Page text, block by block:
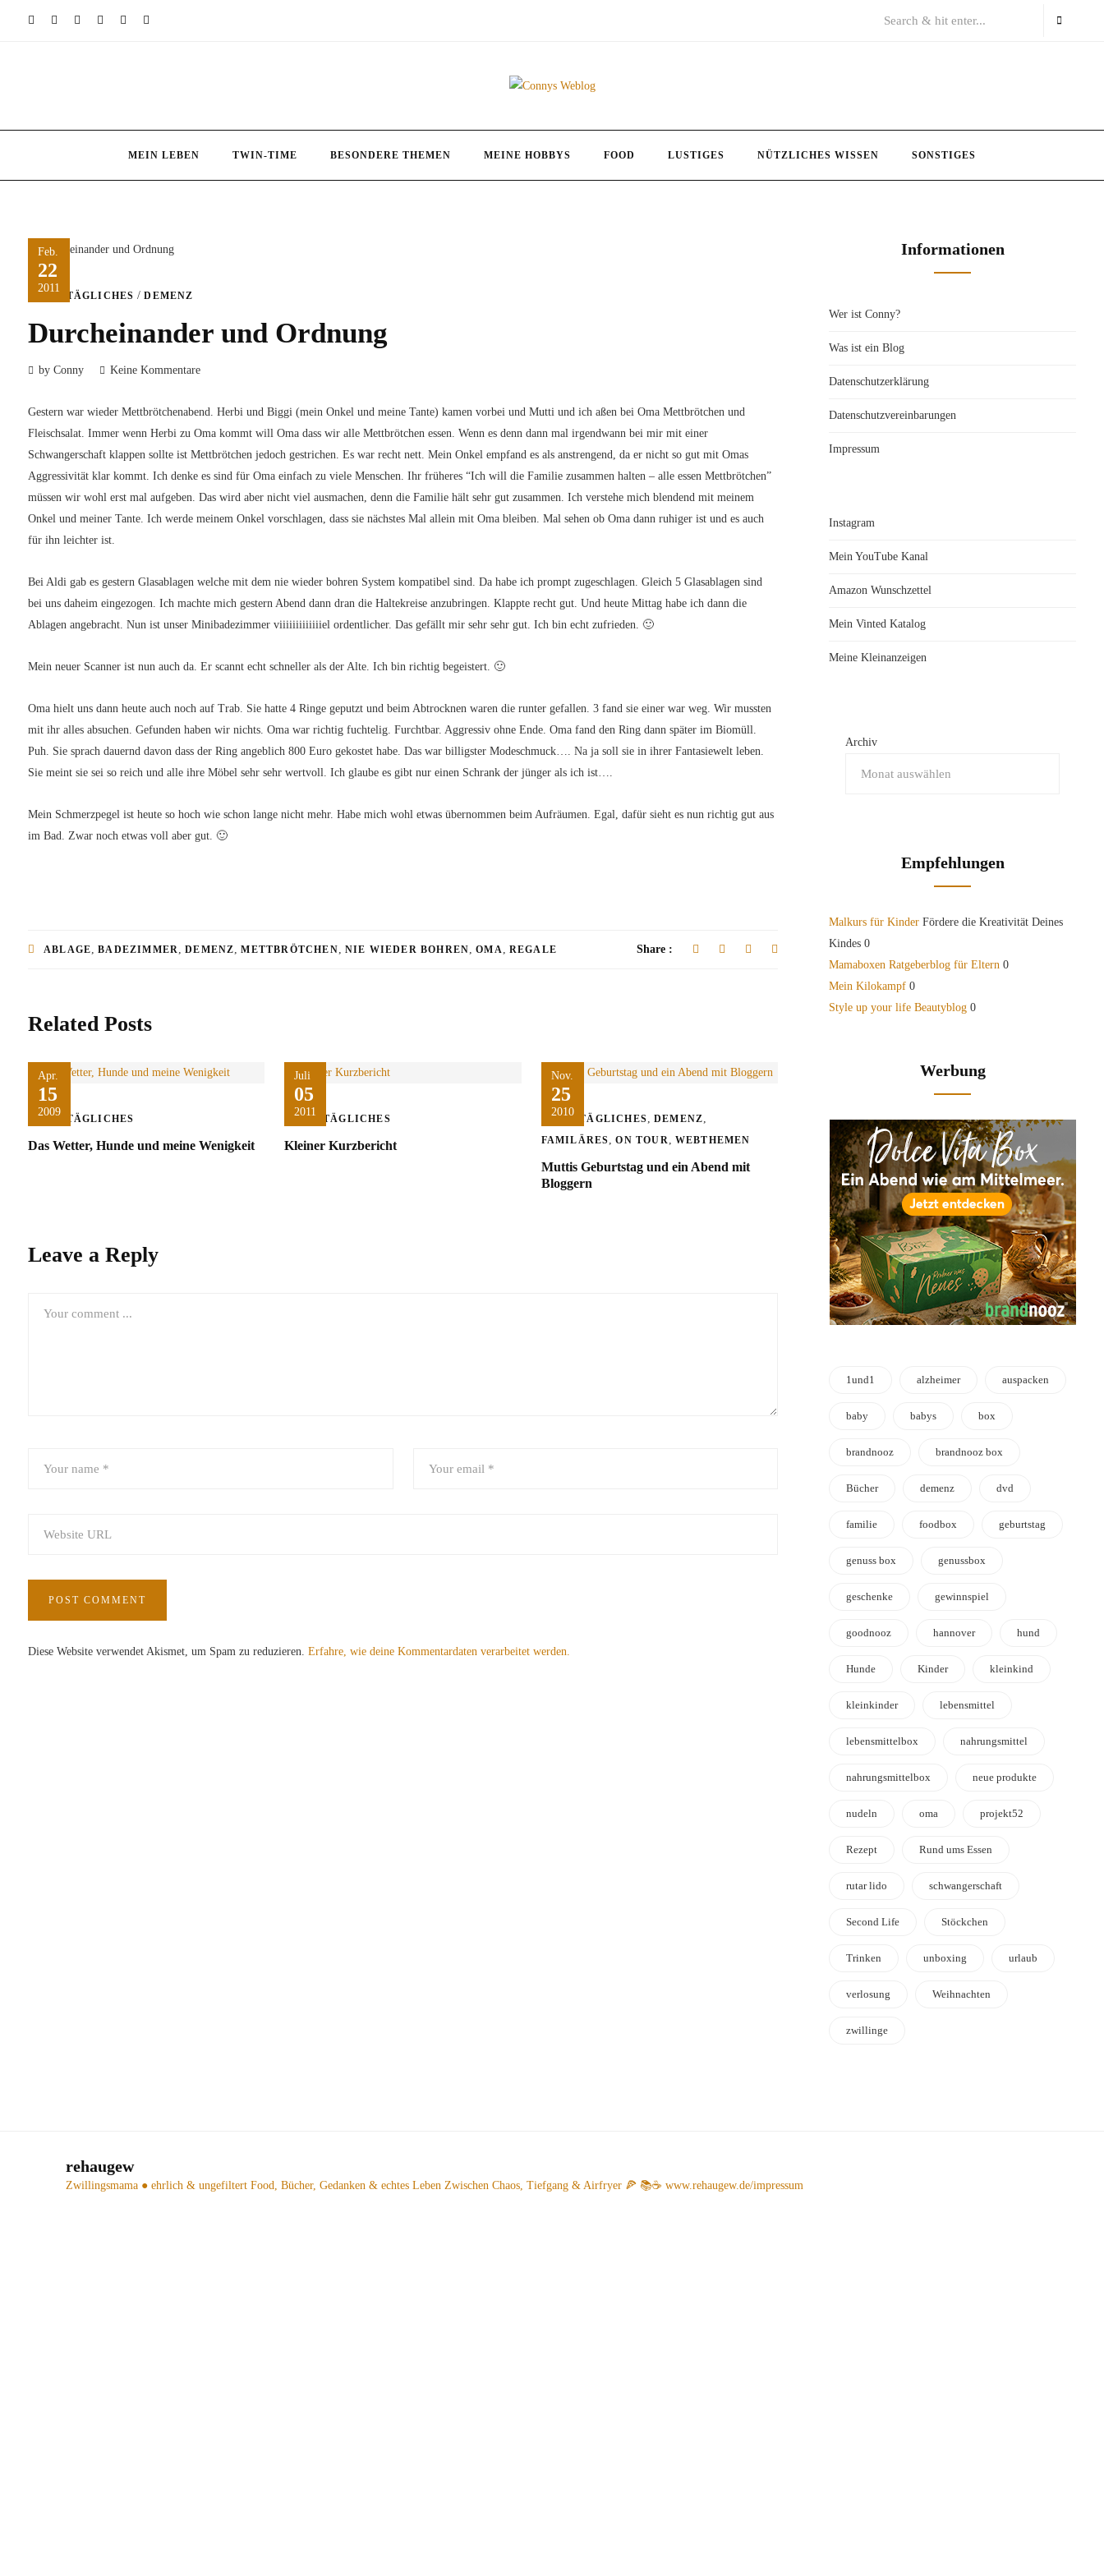
MEIN LEBEN TWIN-TIME BESONDERE THEMEN MEINE HOBBYS FOOD LUSTIGES NÜTZLICHES WISSEN SONSTIGES
Feb.
22
2011
ALLTÄGLICHES /DEMENZ
Durcheinander und Ordnung
by Conny Keine Kommentare
Gestern war wieder Mettbrötchenabend. Herbi und Biggi (mein Onkel und meine Tante) kamen vorbei und Mutti und ich aßen bei Oma Mettbrötchen und
Fleischsalat. Immer wenn Herbi zu Oma kommt will Oma dass wir alle Mettbrötchen essen. Wenn es denn dann mal irgendwann bei mir mit einer
Schwangerschaft klappen sollte ist Mettbrötchen jedoch gestrichen. Es war recht nett. Mein Onkel empfand es als anstrengend, da er nicht so gut mit Omas
Aggressivität klar kommt. Ich denke es sind für Oma einfach zu viele Menschen. Ihr früheres “Ich will die Familie zusammen halten – alle essen Mettbrötchen”
müssen wir wohl erst mal aufgeben. Das wird aber nicht viel ausmachen, denn die Familie hält sehr gut zusammen. Ich verstehe mich blendend mit meinem
Onkel und meiner Tante. Ich werde meinem Onkel vorschlagen, dass sie nächstes Mal allein mit Oma bleiben. Mal sehen ob Oma dann ruhiger ist und es auch
für ihn leichter ist.
Bei Aldi gab es gestern Glasablagen welche mit dem nie wieder bohren System kompatibel sind. Da habe ich prompt zugeschlagen. Gleich 5 Glasablagen sind
bei uns daheim eingezogen. Ich machte mich gestern Abend dann dran die Haltekreise anzubringen. Klappte recht gut. Und heute Mittag habe ich dann die
Ablagen angebracht. Nun ist unser Minibadezimmer viiiiiiiiiiiiiel ordentlicher. Das gefällt mir sehr sehr gut. Ich bin echt zufrieden. 🙂
Mein neuer Scanner ist nun auch da. Er scannt echt schneller als der Alte. Ich bin richtig begeistert. 🙂
Oma hielt uns dann heute auch noch auf Trab. Sie hatte 4 Ringe geputzt und beim Abtrocknen waren die runter gefallen. 3 fand sie einer war weg. Wir mussten
mit ihr alles absuchen. Gefunden haben wir nichts. Oma war richtig fuchtelig. Furchtbar. Aggressiv ohne Ende. Oma fand den Ring dann später im Biomüll.
Puh. Sie sprach dauernd davon dass der Ring angeblich 800 Euro gekostet habe. Das war billigster Modeschmuck…. Na ja soll sie in ihrer Fantasiewelt leben.
Sie meint sie sei so reich und alle ihre Möbel sehr sehr wertvoll. Ich glaube es gibt nur einen Schrank der jünger als ich ist….
Mein Schmerzpegel ist heute so hoch wie schon lange nicht mehr. Habe mich wohl etwas übernommen beim Aufräumen. Egal, dafür sieht es nun richtig gut aus
im Bad. Zwar noch etwas voll aber gut. 🙂
ABLAGE ,BADEZIMMER ,DEMENZ ,METTBRÖTCHEN NIE WIEDER BOHREN ,OMA REGALE Share :
Related Posts
Apr.
15
2009
ALLTÄGLICHES
Das Wetter, Hunde und meine Wenigkeit
Juli
05
2011
ALLTÄGLICHES
Kleiner Kurzbericht
Nov.
25
2010
ALLTÄGLICHES,DEMENZ,
FAMILÄRES,ON TOUR, WEBTHEMEN
Muttis Geburtstag und ein Abend mit
Bloggern
Leave a Reply
Diese Website verwendet Akismet, um Spam zu reduzieren. Erfahre, wie deine Kommentardaten verarbeitet werden.
Informationen
Wer ist Conny?
Was ist ein Blog
Datenschutzerklärung
Datenschutzvereinbarungen
Impressum
Instagram
Mein YouTube Kanal
Amazon Wunschzettel
Mein Vinted Katalog
Meine Kleinanzeigen
Archiv
Empfehlungen
Malkurs für Kinder Fördere die Kreativität Deines
Kindes 0
Mamaboxen Ratgeberblog für Eltern 0
Mein Kilokampf 0
Style up your life Beautyblog 0
Werbung
1und1 alzheimer auspacken
baby babys box
brandnooz brandnooz box
Bücher demenz dvd
familie foodbox geburtstag
genuss box genussbox
geschenke gewinnspiel
goodnooz hannover hund
Hunde Kinder kleinkind
kleinkinder lebensmittel
lebensmittelbox nahrungsmittel
nahrungsmittelbox neue produkte
nudeln oma projekt52
Rezept Rund ums Essen
rutar lido schwangerschaft
Second Life Stöckchen
Trinken unboxing urlaub
verlosung Weihnachten
zwillinge
rehaugew
Zwillingsmama ● ehrlich & ungefiltert Food, Bücher, Gedanken & echtes Leben Zwischen Chaos, Tiefgang & Airfryer 🍕 📚☕️ www.rehaugew.de/impressum